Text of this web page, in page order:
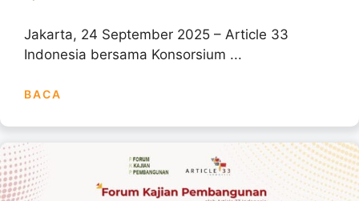
Jakarta, 24 September 2025 – Article 33
Indonesia bersama Konsorsium ...
BACA